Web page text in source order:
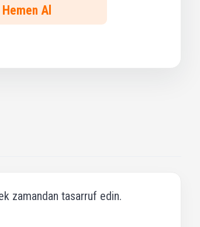
Hemen Al
zamandan tasarruf edin.